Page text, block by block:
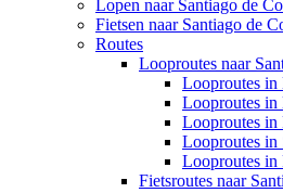
Lopen naar Santiago de
Fietsen naar Santiago de
Routes
Looproutes naar
Looproutes in
Looproutes in
Looproutes
Looproutes in
Looproutes in
Fietsroutes naar